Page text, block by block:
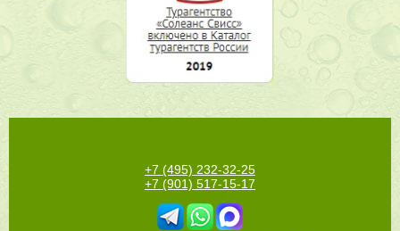
+7 (495) 232-32-25
+7 (901) 517-15-17